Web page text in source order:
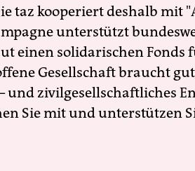
taz kooperiert deshalb mit
unterstützt
einen solidarischen Fonds
Gesellschaft braucht
und zivilgesellschaftliches
Sie mit und unterstützen